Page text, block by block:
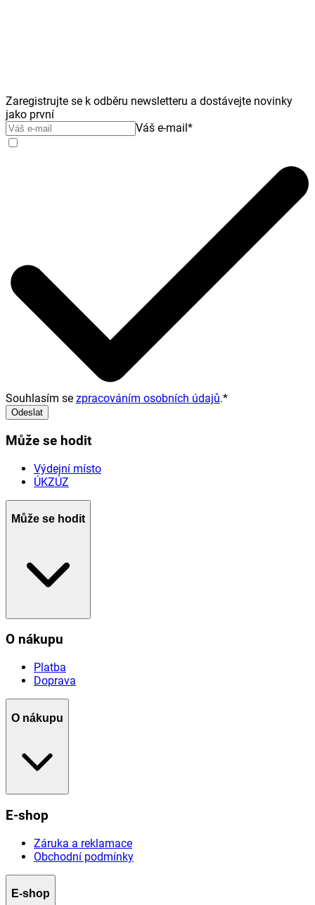
Zaregistrujte se k odběru newsletteru a dostávejte novinky
jako první
Váš e-mail*
Souhlasím se zpracováním osobních údajů.*
Odeslat
Může se hodit
Výdejní místo
ÚKZÚZ
Může se hodit
O nákupu
Platba
Doprava
O nákupu
E-shop
Záruka a reklamace
Obchodní podmínky
E-shop